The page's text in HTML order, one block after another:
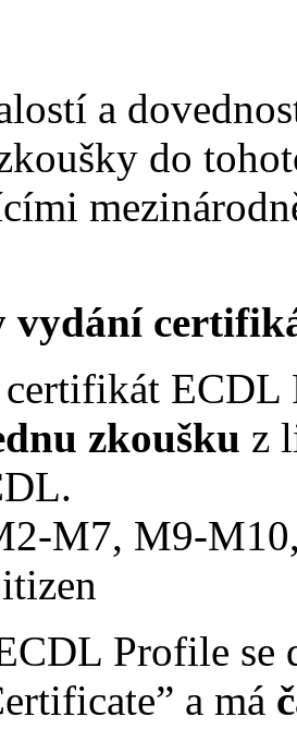
a
do
vydání
certifikát ECDL
zkoušku z
Profile se
a má